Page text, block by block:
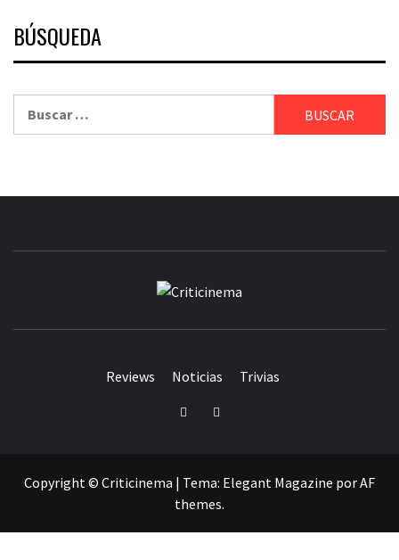
BÚSQUEDA
Reviews Noticias Trivias
TwitterFacebook
Copyright © Criticinema | Tema: Elegant Magazine porAF
themes.